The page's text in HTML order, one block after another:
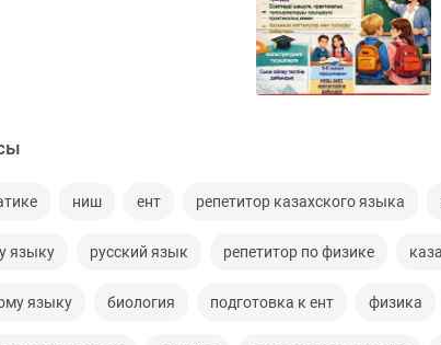
ниш ент репетитор казахского языка
языку русский язык репетитор по физике
языку биология подготовка к ент физика